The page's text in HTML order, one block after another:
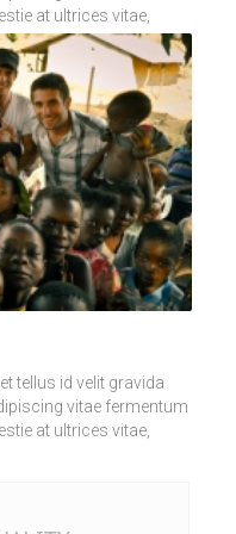
tellus id velit gravida
vitae fermentum
at ultrices vitae,
vitae ultrices a, ornare
erat. Nulla facilisi.
aliquam, tincidunt vitae
aliquam risus in
Nulla non volutpat mi.
id, convallis
non, congue at ante.
iaculis. Ut adipiscing
aliquam quam vel
sed odio quis odio
condimentum
id massa dui.
adipiscing. Donec nec
at ultrices vitae,
vitae ultrices a, ornare
erat. Nulla facilisi.
aliquam, tincidunt vitae
aliquam risus in
Nulla non volutpat mi.
id, convallis
tellus id velit gravida
vitae fermentum
at ultrices vitae,